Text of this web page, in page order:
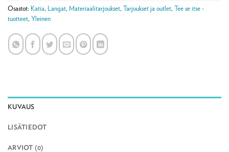
Osastot: Katia, Langat, Materiaalitarjoukset, Tarjoukset ja outlet, Tee se itse -
tuotteet, Yleinen
KUVAUS
LISÄTIEDOT
ARVIOT (0)